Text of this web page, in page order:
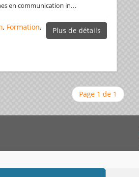
en communication in...
Plus de détails
, Formation,
Page 1 de 1